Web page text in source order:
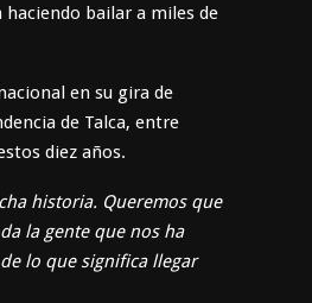
haciendo bailar a miles de
en su gira de
de Talca, entre
diez años.
historia. Queremos que
la gente que nos ha
lo que significa llegar